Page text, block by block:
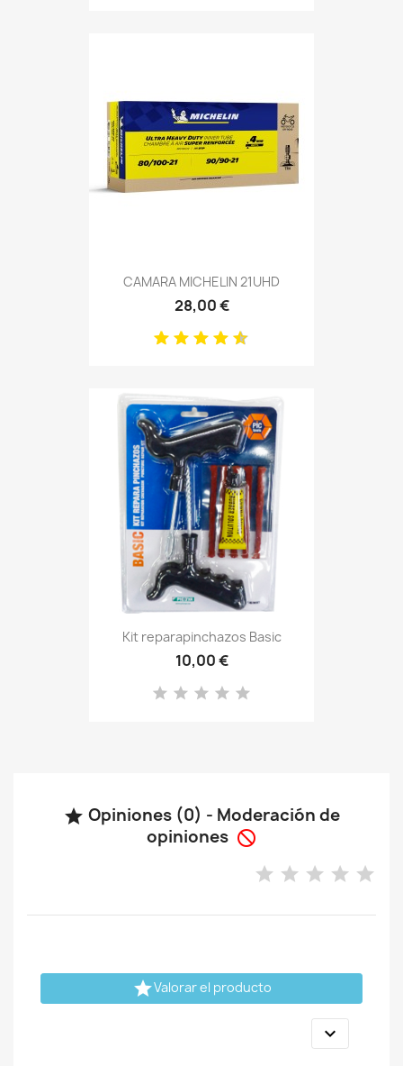
CAMARA MICHELIN 21UHD
28,00 €
Kit reparapinchazos Basic
10,00 €
 Opiniones (0) - Moderación de
opiniones 
Valorar el producto
